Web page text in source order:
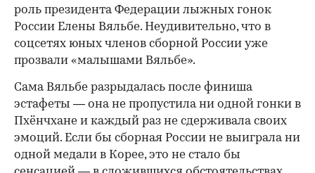
роль президента Федерации лыжных гонок
России Елены Вяльбе. Неудивительно, что в
соцсетях юных членов сборной России уже
прозвали «малышами Вяльбе».
Сама Вяльбе разрыдалась после финиша
эстафеты — она не пропустила ни одной гонки в
Пхёнчхане и каждый раз не сдерживала своих
эмоций. Если бы сборная России не выиграла ни
одной медали в Корее, это не стало бы